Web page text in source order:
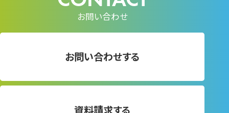
お問い合わせ
お問い合わせする
資料請求する